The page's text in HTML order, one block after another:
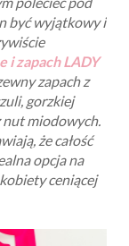
być wyjątkowy i
i zapach LADY
zapach z
gorzkiej
nut miodowych.
że całość
opcja na
ceniącej